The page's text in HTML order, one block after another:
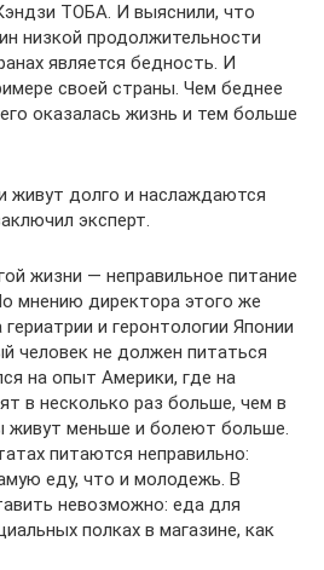
ТОБА. И выяснили, что
низкой продолжительности
является бедность. И
своей страны. Чем беднее
оказалась жизнь и тем больше
живут долго и наслаждаются
эксперт.
жизни — неправильное питание
мнению директора этого же
и геронтологии Японии
человек не должен питаться
на опыт Америки, где на
в несколько раз больше, чем в
живут меньше и болеют больше.
питаются неправильно:
еду, что и молодежь. В
невозможно: еда для
полках в магазине, как